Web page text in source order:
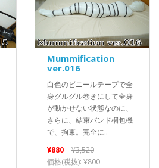
Mummification
ver.016
白色のビニールテープで全
身グルグル巻きにして全身
が動かせない状態なのに、
さらに、結束バンド梱包機
で、拘束。完全に..
¥880
¥3,520
価格(税抜): ¥800